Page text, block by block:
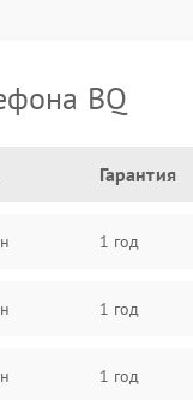
BQ
Гарантия
1 год
1 год
1 год